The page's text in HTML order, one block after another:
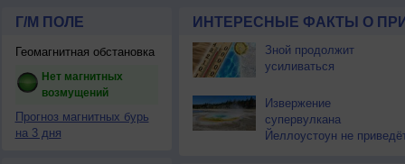
Г/М ПОЛЕ
Геомагнитная обстановка
Нет магнитных
возмущений
Прогноз магнитных бурь
на 3 дня
ИНТЕРЕСНЫЕ ФАКТЫ О
Зной продолжит
усиливаться
Извержение
супервулкана
Йеллоустоун не